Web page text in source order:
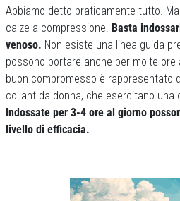
Abbiamo detto praticamente tutto.
calze a compressione. Basta
venoso. Non esiste una linea guida
possono portare anche per molte ore
buon compromesso è rappresentato
collant da donna, che esercitano una
Indossate per 3-4 ore al giorno
livello di efficacia.
Previous